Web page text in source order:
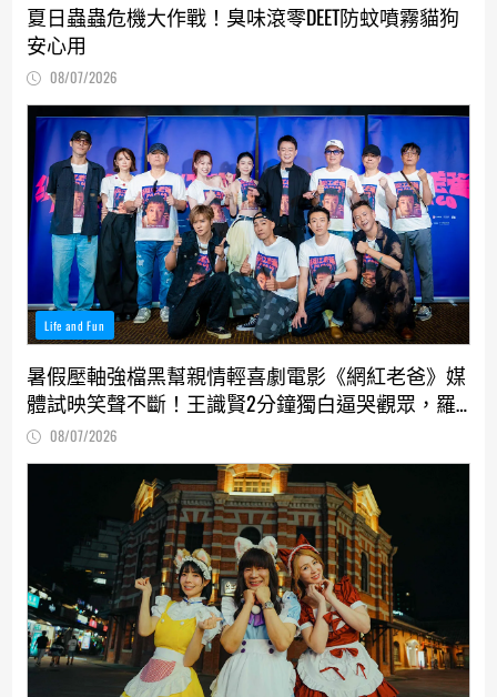
夏日蟲蟲危機大作戰！臭味滾零DEET防蚊噴霧貓狗
安心用
08/07/2026
Life and Fun
暑假壓軸強檔黑幫親情輕喜劇電影《網紅老爸》媒
體試映笑聲不斷！王識賢2分鐘獨白逼哭觀眾，羅
志祥、張懷秋受封搞笑MVP
08/07/2026